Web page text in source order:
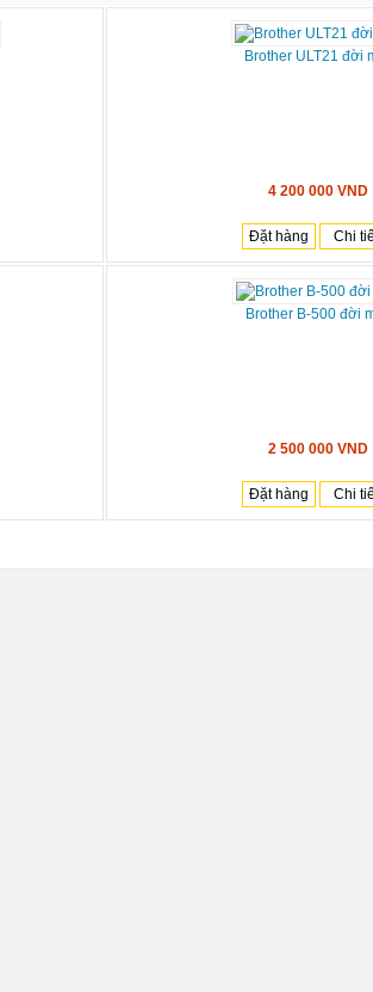
Brother ULT21 đời
4 200 000 VND
Đặt hàng Chi
Brother B-500 đời
2 500 000 VND
Đặt hàng Chi